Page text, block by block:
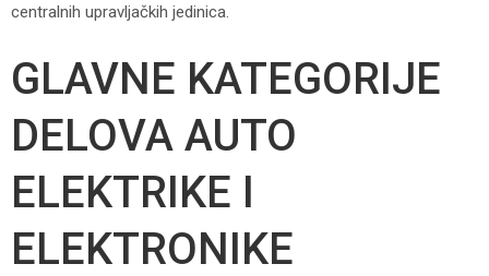
centralnih upravljačkih jedinica.
GLAVNE KATEGORIJE
DELOVA AUTO
ELEKTRIKE I
ELEKTRONIKE